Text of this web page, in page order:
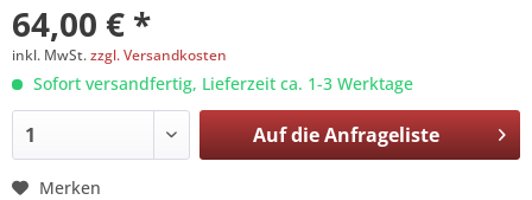
64,00 € *
inkl. MwSt.zzgl. Versandkosten
Sofort versandfertig, Lieferzeit ca. 1-3 Werktage
Auf dieAnfrageliste
Merken